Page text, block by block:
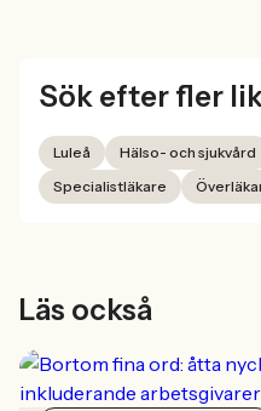
Sök efter fler
Luleå Hälso- och sjukvård
Specialistläkare
Läs också